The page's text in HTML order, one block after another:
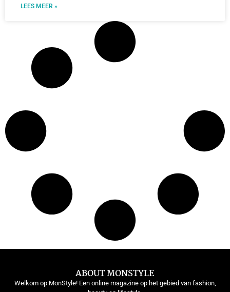
LEES MEER »
ABOUT MONSTYLE
Welkom op MonStyle! Een online magazine op het gebied van fashion,